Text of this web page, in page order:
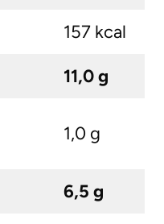
157 kcal
11,0 g
1,0 g
6,5 g